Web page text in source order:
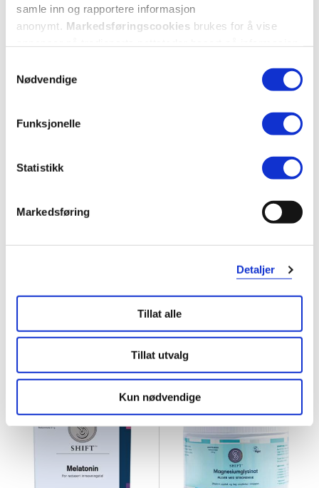
samle inn og rapportere informasjon
anonymt. Markedsføringscookies brukes for å vise
Nødvendige
Funksjonelle
Statistikk
Markedsføring
Detaljer
Tillat alle
Tillat utvalg
Kun nødvendige
199,-
Kjøp
509,-
Kjøp
Kjøp
Omega-3 kapsler,30 stk.
Kjøp